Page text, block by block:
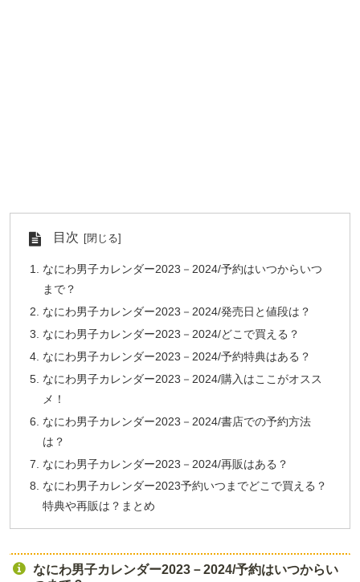
目次
なにわ男子カレンダー2023－2024/予約はいつからいつ
まで？
なにわ男子カレンダー2023－2024/発売日と値段は？
なにわ男子カレンダー2023－2024/どこで買える？
なにわ男子カレンダー2023－2024/予約特典はある？
なにわ男子カレンダー2023－2024/購入はここがオスス
メ！
なにわ男子カレンダー2023－2024/書店での予約方法
は？
なにわ男子カレンダー2023－2024/再販はある？
なにわ男子カレンダー2023予約いつまでどこで買える？
特典や再販は？まとめ
なにわ男子カレンダー2023－2024/予約はいつからい